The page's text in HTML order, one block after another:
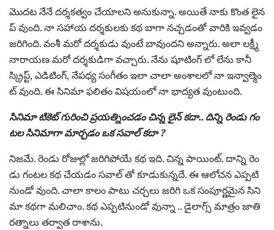
మొదట నేనే దర్శకత్వం చేయాలని అనుకున్నా. అయితే నాకు కొంత లైన
ప్ వుంది. నా సహాయ దర్శకులకు కథ బాగా నచ్చడంతో వారికి ఇవ్వడం
జరిగింది. వంశీ మరో దర్శకుడు వుంటే బావుందని అన్నారు. అలా లక్ష్మీ
నారాయణ మరో దర్శకుడిగా వచ్చారు. నేను షూటింగ్ లో లేను కానీ
స్క్రిప్ట్, ఎడిటింగ్, నేపధ్య సంగీతం ఇలా చాలా అంశాలలో నా ఇన్వాల్మెం
ట్ వుంది. ఈ సినిమా ఫలితం విషయంలో నా భాద్యత వుంటుంది.
సినిమా టికెట్ గురించి ప్రయత్నించడం చిన్న లైన్ కదా.. దిన్ని రెండు గం
టల సినిమాగా మార్చడం ఒక సవాల్ కదా ?
నిజమే. రెండు రోజుల్లో జరిగిపోయే కథ ఇది. చిన్న పాయింట్. దాన్ని రెం
డు గంటల కథ చేయడం సవాల్ తో కూడుకున్నదే. ఈ ఆలోచన ఎప్పటి
నుండో వుంది. చాలా కాలం పాటు చర్చలు జరిగి ఒక సంపూర్ణమైన సిని
మా కథగా మలిచాం. కథ ఎప్పటినుండో వున్నా .. డైలాగ్స్ మాత్రం జాతి
రత్నాలు తర్వాత రాశాను.